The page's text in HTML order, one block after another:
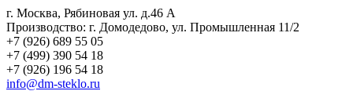
г. Москва, Рябиновая ул. д.46 А
Производство: г. Домодедово, ул. Промышленная 11/2
+7 (926) 689 55 05
+7 (499) 390 54 18
+7 (926) 196 54 18
info@dm-steklo.ru